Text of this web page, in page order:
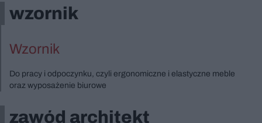
wzornik
Wzornik
Do pracy i odpoczynku, czyli ergonomiczne i elastyczne meble
oraz wyposażenie biurowe
zawód architekt